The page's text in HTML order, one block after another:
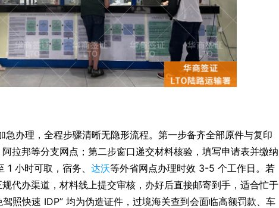
急办理，全程步骤清晰无隐形流程。第一步备齐全部原件与复印
拉邦等分支网点；第二步窗口递交材料核验，填写申请表并缴纳
小时可取，宿务、 达沃等外省网点办理时效 3-5 个工作日。若
代办渠道，材料线上提交审核，办好后直接邮寄到手，适合忙于
照快速 IDP” 均为伪造证件，过境海关查到会面临高额罚款、车